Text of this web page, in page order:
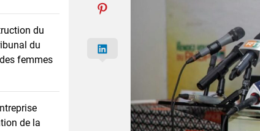
du
du
femmes
de la